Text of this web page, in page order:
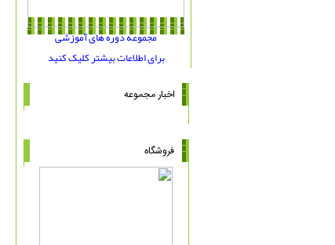
مجموعه دوره های آموزشی
برای اطلاعات بیشتر کلیک کنید
اخبار مجموعه
فروشگاه